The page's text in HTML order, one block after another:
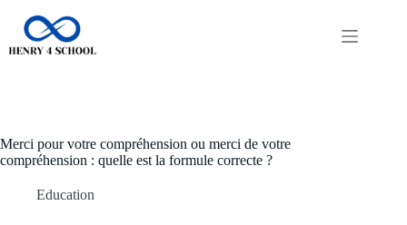
contenu
Merci pour votre compréhension ou merci de votre
compréhension : quelle est la formule correcte ?
Education